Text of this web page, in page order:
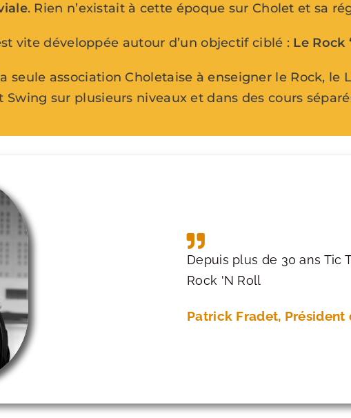
. Rien n’existait à cette époque sur Cholet et sa
vite développée autour d’un objectif ciblé : Le Rock
seule association Choletaise à enseigner le Rock, le
Swing sur plusieurs niveaux et dans des cours
Depuis plus de 30 ans Tic
Rock 'N Roll​​
Patrick Fradet,